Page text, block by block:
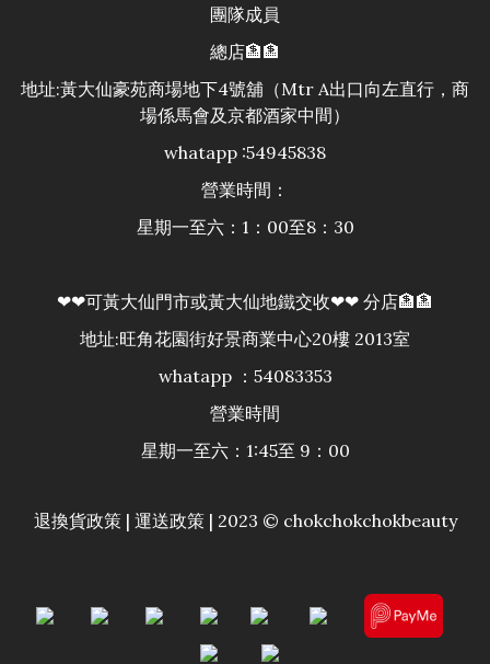
團隊成員
總店🏦🏦
地址:黃大仙豪苑商場地下4號舖（Mtr A出口向左直行，商
場係馬會及京都酒家中間）
whatapp :54945838
營業時間：
星期一至六：1：00至8：30
❤❤可黃大仙門市或黃大仙地鐵交收❤❤ 分店🏦🏦
地址:旺角花園街好景商業中心20樓 2013室
whatapp ：54083353
營業時間
星期一至六：1:45至 9：00
退換貨政策| 運送政策| 2023 © chokchokchokbeauty